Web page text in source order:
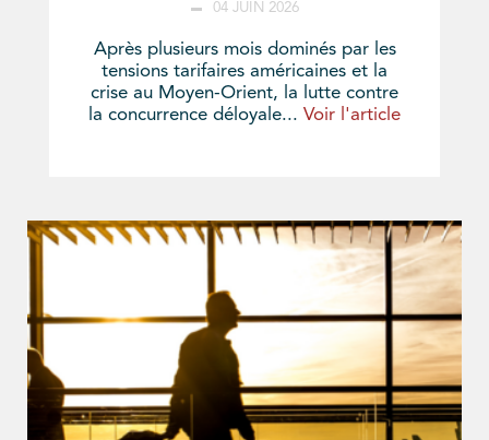
04 JUIN 2026
Après plusieurs mois dominés par les
tensions tarifaires américaines et la
crise au Moyen-Orient, la lutte contre
la concurrence déloyale... Voir l'article